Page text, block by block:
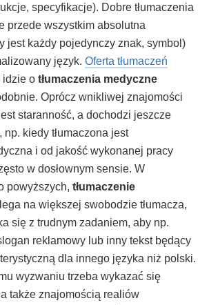
specyfikacje). Dobre tłumaczenia
przede wszystkim absolutna
jest każdy pojedynczy znak, symbol)
język. Oferta tłumaczeń
idzie o tłumaczenia medyczne
Oprócz wnikliwej znajomości
staranność, a dochodzi jeszcze
kiedy tłumaczona jest
i od jakość wykonanej pracy
w dosłownym sensie. W
powyższych, tłumaczenie
na większej swobodzie tłumacza,
się z trudnym zadaniem, aby np.
reklamowy lub inny tekst będący
dla innego języka niż polski.
wyzwaniu trzeba wykazać się
także znajomością realiów